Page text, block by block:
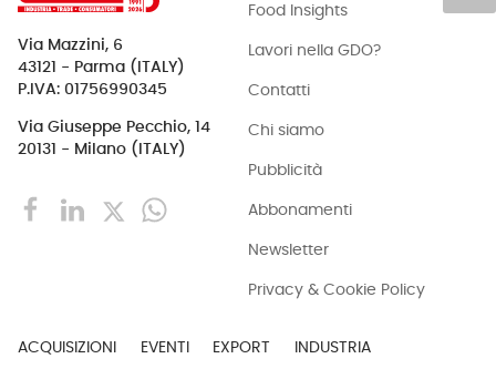
Via Mazzini, 6
43121 - Parma (ITALY)
P.IVA: 01756990345
Via Giuseppe Pecchio, 14
20131 - Milano (ITALY)
Food Insights
Lavori nella GDO?
Contatti
Chi siamo
Pubblicità
Abbonamenti
Newsletter
Privacy & Cookie Policy
ACQUISIZIONI EVENTI EXPORT INDUSTRIA